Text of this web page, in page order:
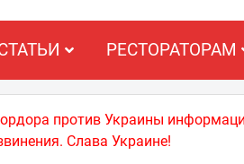
РЕСТОРАТОРАМ
против Украины
Слава Украине!